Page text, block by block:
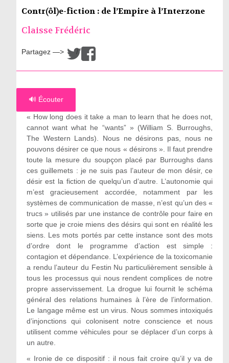
Contr(ôl)e-fiction : de l’Empire à l’Interzone
Claisse Frédéric
Partagez —> /
🔊 Écouter
« How long does it take a man to learn that he does not,
cannot want what he “wants” » (William S. Burroughs,
The Western Lands). Nous ne désirons pas, nous ne
pouvons désirer ce que nous « désirons ». Il faut prendre
toute la mesure du soupçon placé par Burroughs dans
ces guillemets : je ne suis pas l’auteur de mon désir, ce
désir est la fiction de quelqu’un d’autre. L’autonomie qui
m’est gracieusement accordée, notamment par les
systèmes de communication de masse, n’est qu’un des «
trucs » utilisés par une instance de contrôle pour faire en
sorte que je croie miens des désirs qui sont en réalité les
siens. Les mots portés par cette instance sont des mots
d’ordre dont le programme d’action est simple :
contagion et dépendance. L’expérience de la toxicomanie
a rendu l’auteur du Festin Nu particulièrement sensible à
tous les processus qui nous rendent complices de notre
propre asservissement. La drogue lui fournit le schéma
général des relations humaines à l’ère de l’information.
Le langage même est un virus. Nous sommes intoxiqués
d’injonctions qui colonisent notre conscience et nous
utilisent comme véhicules pour se déplacer d’un corps à
un autre.
« Ironie de ce dispositif : il nous fait croire qu’il y va de